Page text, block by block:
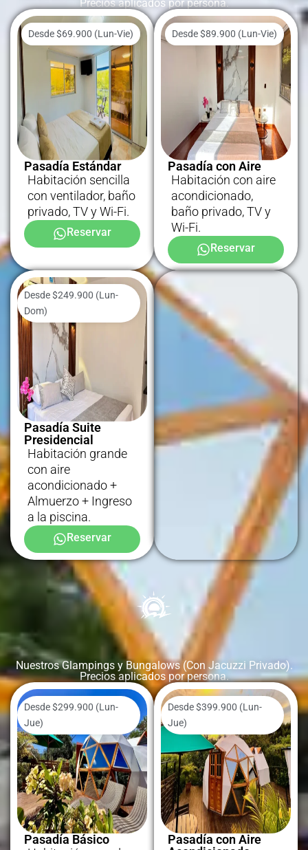
Precios aplicados por persona.
Desde $69.900 (Lun-Vie)
Pasadía Estándar
Habitación sencilla
con ventilador, baño
privado, TV y Wi-Fi.
Reservar
Desde $89.900 (Lun-Vie)
Pasadía con Aire
Habitación con aire
acondicionado,
baño privado, TV y
Wi-Fi.
Reservar
Desde $249.900 (Lun-
Dom)
Pasadía Suite
Presidencial
Habitación grande
con aire
acondicionado +
Almuerzo + Ingreso
a la piscina.
Reservar
Nuestros Glampings y Bungalows (Con Jacuzzi Privado).
Precios aplicados por persona.
Desde $299.900 (Lun-
Jue)
Pasadía Básico
Desde $399.900 (Lun-
Jue)
Pasadía con Aire